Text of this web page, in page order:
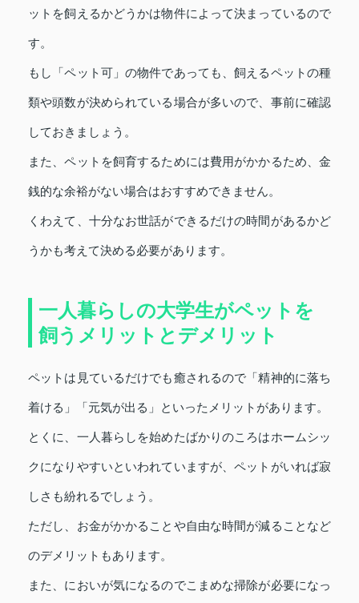
ットを飼えるかどうかは物件によって決まっているので
す。
もし「ペット可」の物件であっても、飼えるペットの種
類や頭数が決められている場合が多いので、事前に確認
しておきましょう。
また、ペットを飼育するためには費用がかかるため、金
銭的な余裕がない場合はおすすめできません。
くわえて、十分なお世話ができるだけの時間があるかど
うかも考えて決める必要があります。
一人暮らしの大学生がペットを
飼うメリットとデメリット
ペットは見ているだけでも癒されるので「精神的に落ち
着ける」「元気が出る」といったメリットがあります。
とくに、一人暮らしを始めたばかりのころはホームシッ
クになりやすいといわれていますが、ペットがいれば寂
しさも紛れるでしょう。
ただし、お金がかかることや自由な時間が減ることなど
のデメリットもあります。
また、においが気になるのでこまめな掃除が必要になっ